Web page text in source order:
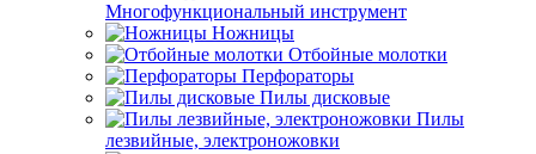
Многофункциональный инструмент
Ножницы
Отбойные молотки
Перфораторы
Пилы дисковые
Пилы
лезвийные, электроножовки